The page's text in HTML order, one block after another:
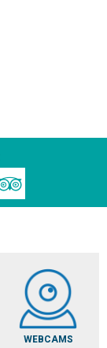
WEBCAMS